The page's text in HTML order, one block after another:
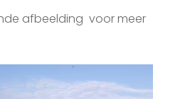
afbeelding voor meer